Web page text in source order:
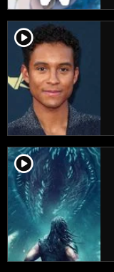
player2
player2